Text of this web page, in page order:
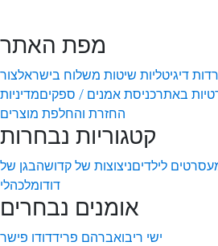
מפת האתר
דיגיטליות שיטות משלוח בישראלצור
באתרכניסת אמנים / ספקיםמדיניות
החזרת והחלפת מוצרים
קטגוריות נבחרות
סרטים לילדיםניצוצות של קדושהבגן של
דודומלכהלי
אומנים נבחרים
ישי ריבואברהם פרידדודו פישר